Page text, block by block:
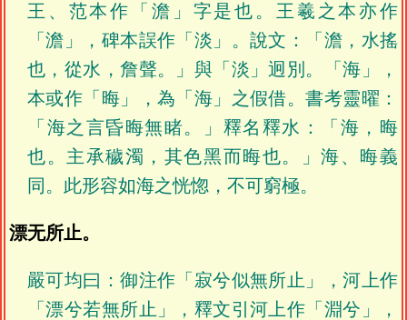
王、范本作「澹」字是也。王羲之本亦作
「澹」，碑本誤作「淡」。說文：「澹，水搖
也，從水，詹聲。」與「淡」迥別。「海」，
本或作「晦」，為「海」之假借。書考靈曜：
「海之言昏晦無睹。」釋名釋水：「海，晦
也。主承穢濁，其色黑而晦也。」海、晦義
同。此形容如海之恍惚，不可窮極。
漂无所止。
嚴可均曰：御注作「寂兮似無所止」，河上作
「漂兮若無所止」，釋文引河上作「淵兮」，